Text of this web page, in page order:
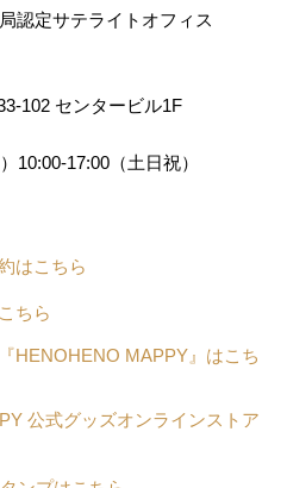
認定サテライトオフィス
102 センタービル1F
10:00-17:00（土日祝）
はこちら
ちら
HENOHENO MAPPY』はこち
公式グッズオンラインストア